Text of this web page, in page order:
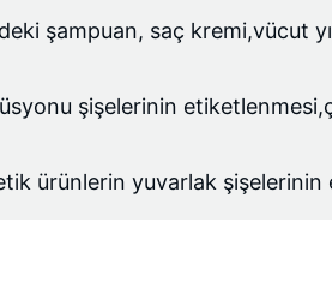
şampuan, saç kremi,vücut
şişelerinin etiketlenmesi,
ürünlerin yuvarlak şişelerinin